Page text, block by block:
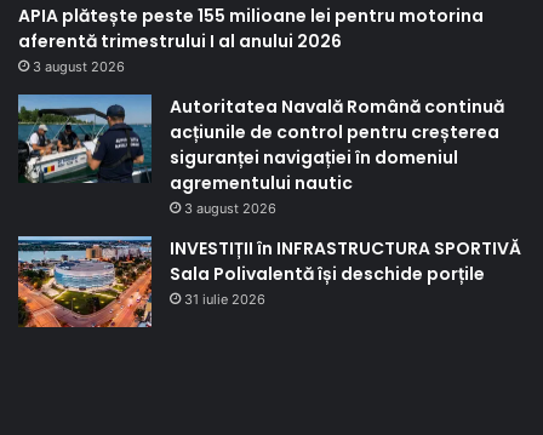
APIA plătește peste 155 milioane lei pentru motorina
aferentă trimestrului I al anului 2026
3 august 2026
Autoritatea Navală Română continuă
acțiunile de control pentru creșterea
siguranței navigației în domeniul
agrementului nautic
3 august 2026
INVESTIȚII în INFRASTRUCTURA SPORTIVĂ
Sala Polivalentă își deschide porțile
31 iulie 2026